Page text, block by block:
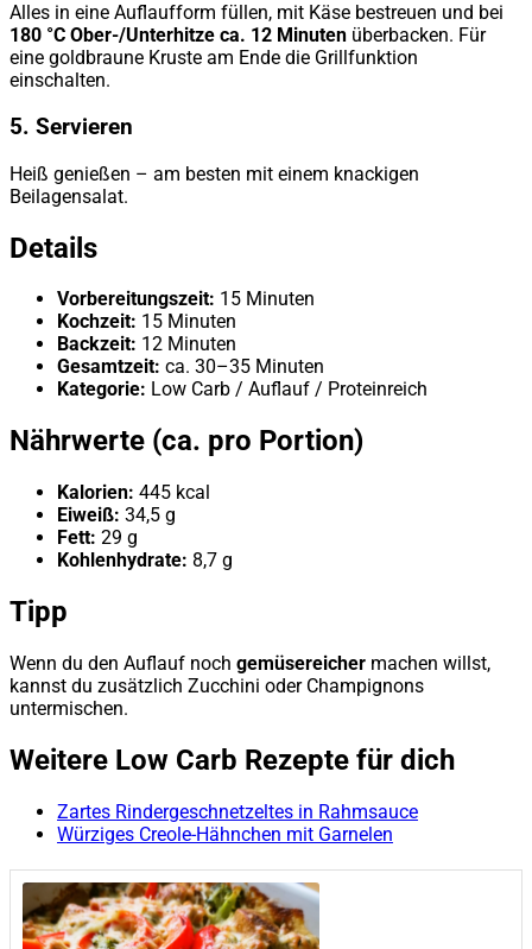
Alles in eine Auflaufform füllen, mit Käse bestreuen und bei
180 °C Ober-/Unterhitze ca. 12 Minuten überbacken. Für
eine goldbraune Kruste am Ende die Grillfunktion
einschalten.
5. Servieren
Heiß genießen – am besten mit einem knackigen
Beilagensalat.
Details
Vorbereitungszeit: 15 Minuten
Kochzeit: 15 Minuten
Backzeit: 12 Minuten
Gesamtzeit: ca. 30–35 Minuten
Kategorie: Low Carb / Auflauf / Proteinreich
Nährwerte (ca. pro Portion)
Kalorien: 445 kcal
Eiweiß: 34,5 g
Fett: 29 g
Kohlenhydrate: 8,7 g
Tipp
Wenn du den Auflauf noch gemüsereicher machen willst,
kannst du zusätzlich Zucchini oder Champignons
untermischen.
Weitere Low Carb Rezepte für dich
Zartes Rindergeschnetzeltes in Rahmsauce
Würziges Creole-Hähnchen mit Garnelen